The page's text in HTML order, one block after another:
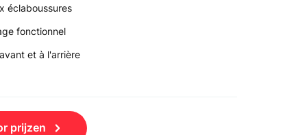
éclaboussures
fonctionnel
et à l'arrière
prijzen